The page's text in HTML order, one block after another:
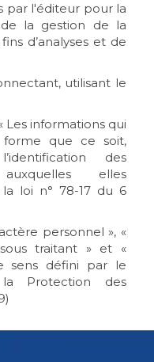
par l'éditeur pour la
la gestion de la
d’analyses et de
utilisant le
Les informations qui
que ce soit,
des
elles
loi n° 78-17 du 6
personnel », «
traitant » et «
sens défini par le
Protection des